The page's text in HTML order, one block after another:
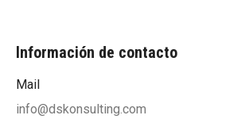
Información de contacto
Mail
info@dskonsulting.com